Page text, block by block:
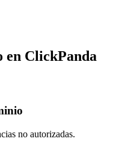
en ClickPanda
no autorizadas.